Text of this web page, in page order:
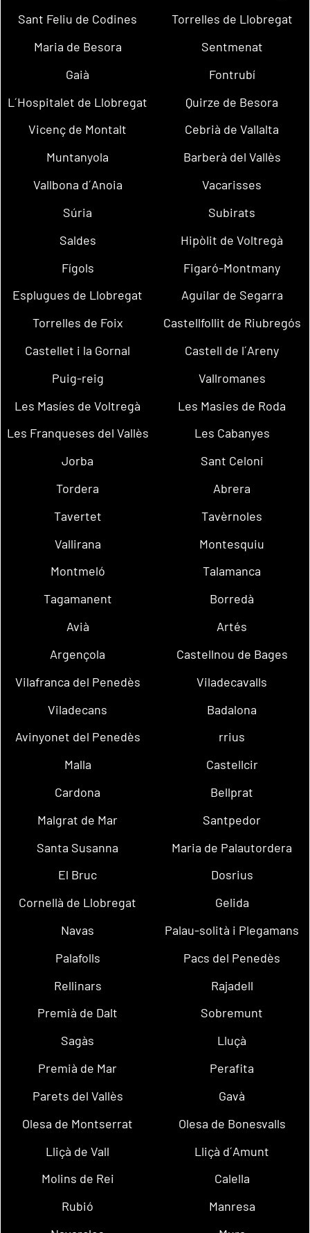
Sant Feliu de Codines
Torrelles de Llobregat
Maria de Besora
Sentmenat
Gaià
Fontrubí
L´Hospitalet de Llobregat
Quirze de Besora
Vicenç de Montalt
Cebrià de Vallalta
Muntanyola
Barberà del Vallès
Vallbona d´Anoia
Vacarisses
Súria
Subirats
Saldes
Hipòlit de Voltregà
Fígols
Figaró-Montmany
Esplugues de Llobregat
Aguilar de Segarra
Torrelles de Foix
Castellfollit de Riubregós
Castellet i la Gornal
Castell de l´Areny
Puig-reig
Vallromanes
Les Masíes de Voltregà
Les Masies de Roda
Les Franqueses del Vallès
Les Cabanyes
Jorba
Sant Celoni
Tordera
Abrera
Tavertet
Tavèrnoles
Vallirana
Montesquiu
Montmeló
Talamanca
Tagamanent
Borredà
Avià
Artés
Argençola
Castellnou de Bages
Vilafranca del Penedès
Viladecavalls
Viladecans
Badalona
Avinyonet del Penedès
rrius
Malla
Castellcir
Cardona
Bellprat
Malgrat de Mar
Santpedor
Santa Susanna
Maria de Palautordera
El Bruc
Dosrius
Cornellà de Llobregat
Gelida
Navas
Palau-solità i Plegamans
Palafolls
Pacs del Penedès
Rellinars
Rajadell
Premià de Dalt
Sobremunt
Sagàs
Lluçà
Premià de Mar
Perafita
Parets del Vallès
Gavà
Olesa de Montserrat
Olesa de Bonesvalls
Lliçà de Vall
Lliçà d´Amunt
Molins de Rei
Calella
Rubió
Manresa